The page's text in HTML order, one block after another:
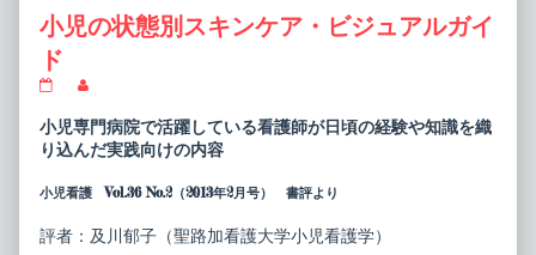
大
院
ガ
イ
ド
on
ナ
め
の
大
院
ガ
小児の状態別スキンケア・ビジュアルガイ
ド
の
状
態
ス
ン
ケ
posts
by
the
of
児
の
小児専門病院で活躍している看護師が日頃の経験や知識を織
り込んだ実践向けの内容
小児看護 Vol.36 No.2（2013年2月号） 書評より
評者：及川郁子（聖路加看護大学小児看護学）